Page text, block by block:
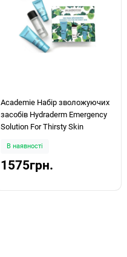
Academie Набір зволожуючих
засобів Hydraderm Emergency
Solution For Thirsty Skin
В наявності
1575грн.